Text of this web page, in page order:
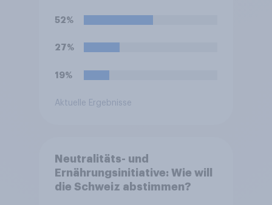
52%
27%
19%
Aktuelle Ergebnisse
Neutralitäts- und
Ernährungsinitiative: Wie will
die Schweiz abstimmen?